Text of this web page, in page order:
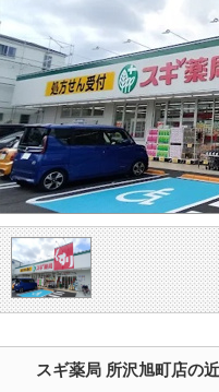
スギ薬局 所沢旭町店の